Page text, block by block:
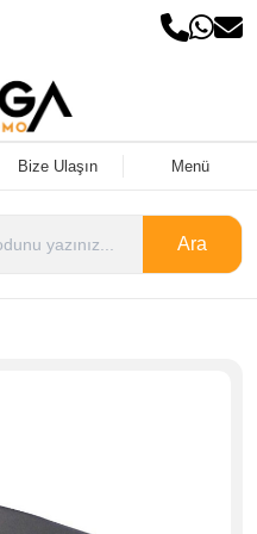
Bize Ulaşın Menü
Ara